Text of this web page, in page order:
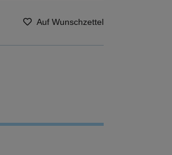
Auf Wunschzettel